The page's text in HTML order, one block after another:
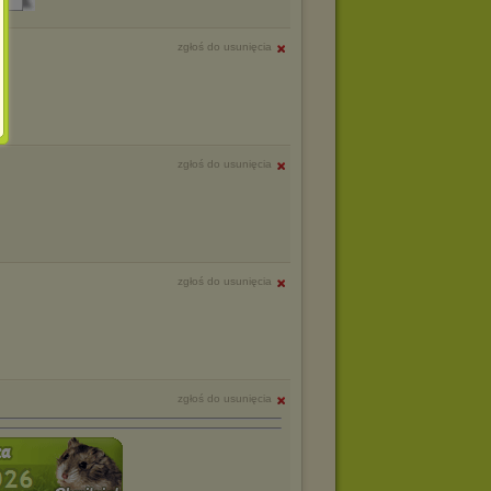
zgłoś do usunięcia
zgłoś do usunięcia
zgłoś do usunięcia
zgłoś do usunięcia